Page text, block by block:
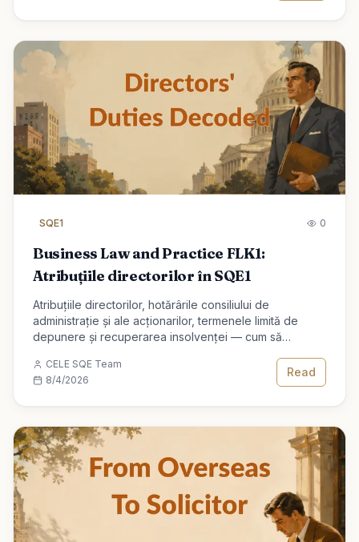
SQE1 0
Business Law and Practice FLK1:
Atribuțiile directorilor în SQE1
Atribuțiile directorilor, hotărârile consiliului de
administrație și ale acționarilor, termenele limită de
depunere și recuperarea insolvenței — cum să
CELE SQE Team
8/4/2026
Read